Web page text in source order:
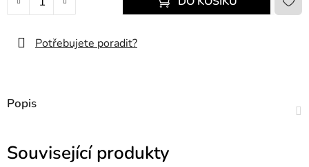
Potřebujete poradit?
Popis
Související produkty